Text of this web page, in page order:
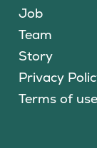
Job
Team
Story
Privacy
Terms of use